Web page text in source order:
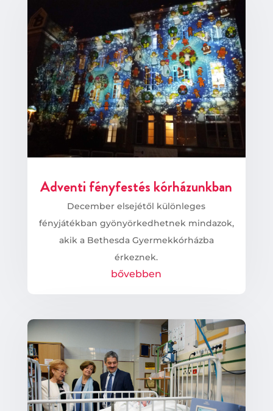
Adventi fényfestés kórházunkban
December elsejétől különleges
fényjátékban gyönyörkedhetnek mindazok,
akik a Bethesda Gyermekkórházba
érkeznek.
bővebben